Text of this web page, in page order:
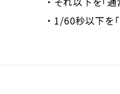
1/60秒以下を「